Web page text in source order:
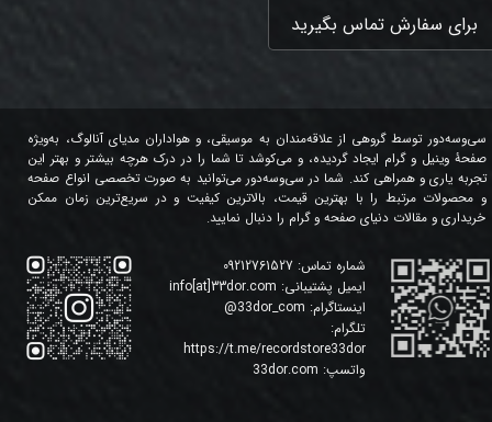
برای سفارش تماس بگیرید
شماره تماس:
ایمیل پشتیبانی: info[at]33dor.com
اینستاگرام: 33dor_com
@
تلگرام:
https://t.me/recordstore33dor
واتسپ: 33dor.com
سی‌وسه‌دور توسط گروهی از علاقه‌مندان به موسیقی، و هواداران مدیای آنالوگ، به‌ویژه
صفحۀ وینیل و گرام ایجاد گردیده، و می‌کوشد تا شما را در درک هرچه بیشتر و بهتر این
تجربه یاری و همراهی کند. شما در سی‌وسه‌دور می‌توانید به صورت تخصصی انواع صفحه
و محصولات مرتبط را با بهترین قیمت، بالاترین کیفیت و در سریع‌ترین زمان ممکن
خریداری و مقالات دنیای صفحه و گرام را دنبال نمایید.